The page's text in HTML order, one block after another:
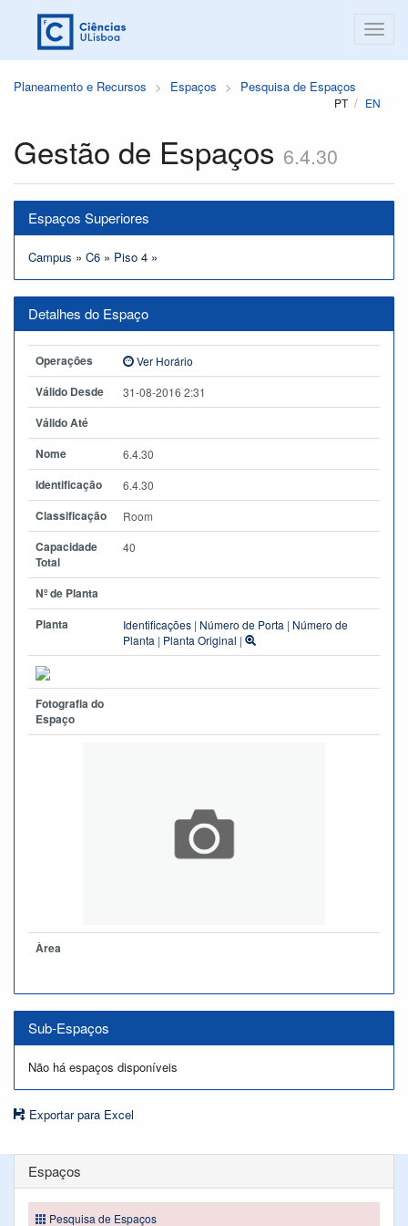
Planeamento e Recursos Espaços Pesquisa de Espaços
PT EN
Gestão de Espaços 6.4.30
Espaços Superiores
Campus » C6 » Piso 4 »
Detalhes do Espaço
Operações Ver Horário
Válido Desde 31-08-2016 2:31
Válido Até
Nome
6.4.30
Identificação 6.4.30
Classificação Room
Capacidade
Total
40
Nº de Planta
Planta
Identificações | Número de Porta | Número de
Planta | Planta Original |
Fotografia do
Espaço
Àrea
Sub-Espaços
Não há espaços disponíveis
Exportar para Excel
Espaços
Pesquisa de Espaços